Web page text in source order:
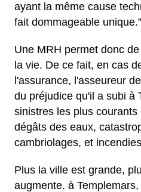
ayant la même cause
fait dommageable unique.”
Une MRH permet donc
la vie. De ce fait, en cas
l'assurance, l'asseureur
du préjudice qu'il a subi à
sinistres les plus
dégâts des eaux,
cambriolages, et
Plus la ville est grande,
augmente. à